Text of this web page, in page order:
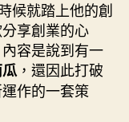
候就踏上他的創
享創業的心
容是說到有一
，還因此打破
作的一套策